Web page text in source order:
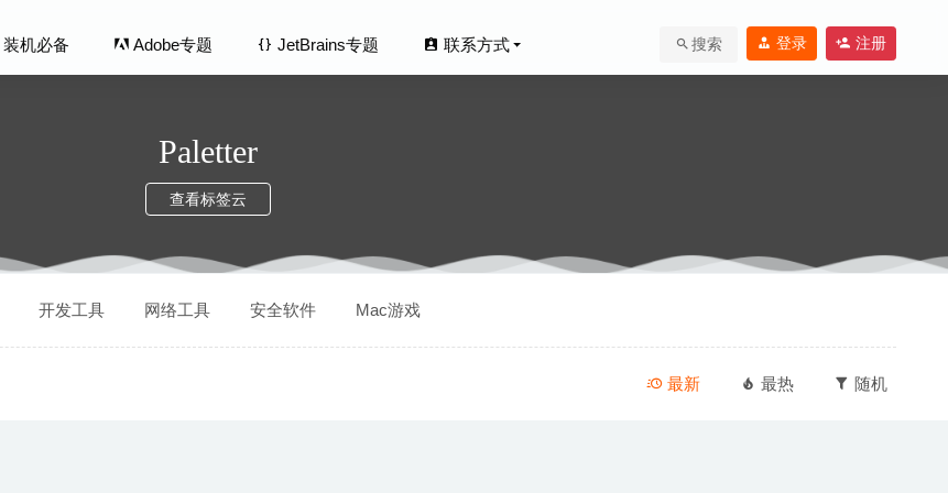
装机必备 Adobe专题 JetBrains专题 联系方式 搜索 登录 注册
Paletter
查看标签云
开发工具 网络工具 安全软件 Mac游戏
最新 最热 随机
2022-09-15